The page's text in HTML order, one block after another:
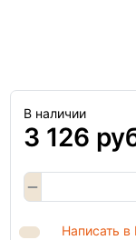
В наличии
3 126
Написать в